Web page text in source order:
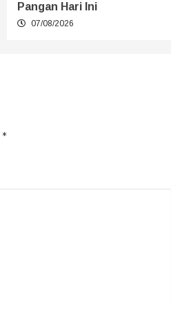
Pangan Hari Ini
07/08/2026
*